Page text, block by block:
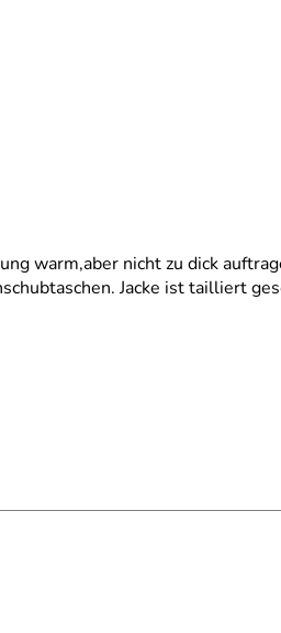
warm,aber nicht zu dick
Jacke ist tailliert